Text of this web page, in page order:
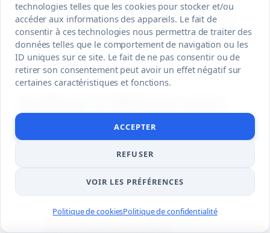
technologies telles que les cookies pour stocker et/ou
accéder aux informations des appareils. Le fait de
consentir à ces technologies nous permettra de traiter des
données telles que le comportement de navigation ou les
ID uniques sur ce site. Le fait de ne pas consentir ou de
retirer son consentement peut avoir un effet négatif sur
certaines caractéristiques et fonctions.
ACCEPTER
REFUSER
VOIR LES PRÉFÉRENCES
Politique de cookiesPolitique de confidentialité
Comparez toujours la fourniture seule et le prix
posé, car les crochets, naissances, descentes,
coudes, accès au toit et dépose éventuelle
peuvent changer fortement le devis.
une gouttière havraise et une
nantaise ?
Tout se joue sur l’angle du relevé et la pente du
La gouttière nantaise possède un pli